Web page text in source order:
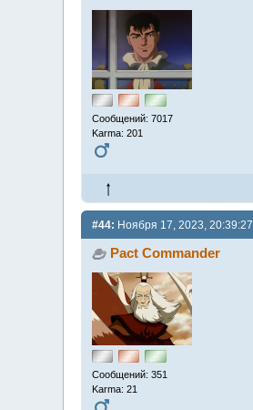
Сообщений: 7017
Karma: 201
#44: Ноября 17, 2023, 20:39:27
Pact Commander
Сообщений: 351
Karma: 21